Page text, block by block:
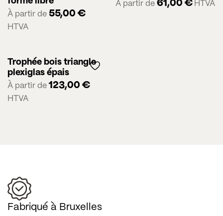
À partir de 55,00 €
HTVA
À partir de 61,00 € HTVA
Trophée bois triangle
plexiglas épais
À partir de 123,00 €
HTVA
Fabriqué à Bruxelles